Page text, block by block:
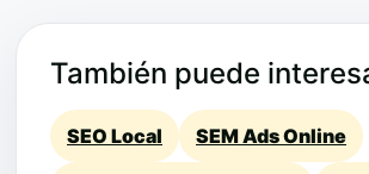
También puede
SEO Local SEM Ads Online